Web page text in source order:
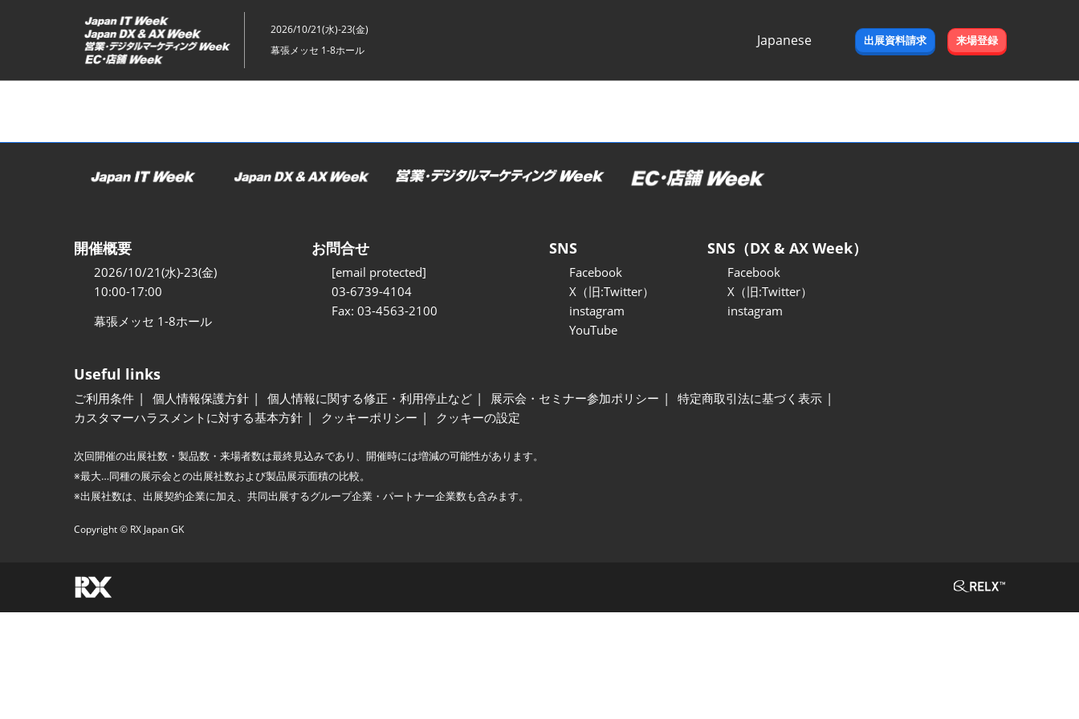
ッ
2026/10/21(水)-23(金)
幕張メッセ 1-8ホール
Japanese
出展資料請求 来場登録
開催概要
2026/10/21(水)-23(金)
10:00-17:00
幕張メッセ 1-8ホール
お問合せ
[email protected]
03-6739-4104
Fax: 03-4563-2100
SNS
Facebook
X（旧:Twitter）
instagram
YouTube
SNS（DX & AX Week）
Facebook
X（旧:Twitter）
instagram
Useful links
ご利用条件 個人情報保護方針 個人情報に関する修正・利用停止など 展示会・セミナー参加ポリシー
特定商取引法に基づく表示
カスタマーハラスメントに対する基本方針
クッキーポリシー クッキーの設定
次回開催の出展社数・製品数・来場者数は最終見込みであり、開催時には増減の可能性があります。
※最大…同種の展示会との出展社数および製品展示面積の比較。
※出展社数は、出展契約企業に加え、共同出展するグループ企業・パートナー企業数も含みます。
Copyright © RX Japan GK